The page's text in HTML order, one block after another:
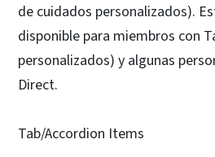
de cuidados personalizados).
disponible para miembros con
personalizados) y algunas
Direct.
Tab/Accordion Items